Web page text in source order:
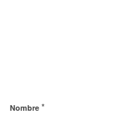
Nombre *